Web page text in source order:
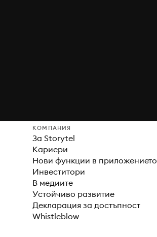
КОМПАНИЯ
За Storytel
Кариери
Нови функции в приложението
Инвеститори
В медиите
Устойчиво развитие
Декларация за достъпност
Whistleblow